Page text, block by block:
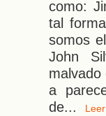
como:
tal
somos
John
a
de...